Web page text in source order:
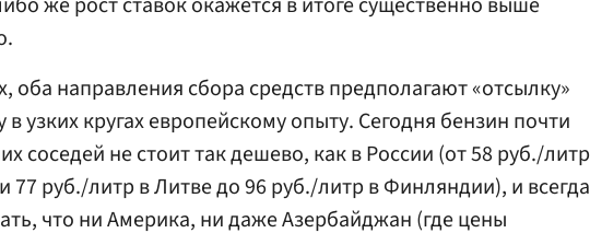
оба направления сбора средств предполагают «отсылку»
узких кругах европейскому опыту. Сегодня бензин почти
соседей не стоит так дешево, как в России (от 58 руб./литр
77 руб./литр в Литве до 96 руб./литр в Финляндии), и всегда
что ни Америка, ни даже Азербайджан (где цены